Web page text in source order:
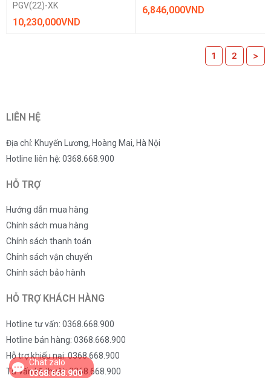
PGV(22)-XK
10,230,000VND
6,846,000VND
1 2 >
Chat zalo
0368.668.900
LIÊN HỆ
Địa chỉ: Khuyến Lương, Hoàng Mai, Hà Nội
Hotline liên hệ: 0368.668.900
HỖ TRỢ
Hướng dẫn mua hàng
Chính sách mua hàng
Chính sách thanh toán
Chính sách vận chuyển
Chính sách bảo hành
HỖ TRỢ KHÁCH HÀNG
Hotline tư vấn: 0368.668.900
Hotline bán hàng: 0368.668.900
Hỗ trợ khiếu nại: 0368.668.900
Tư vấn kỹ thuật: 0368.668.900